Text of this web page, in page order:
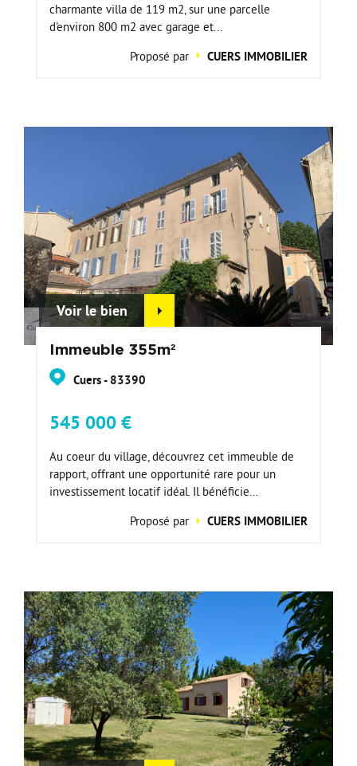
charmante villa de 119 m2, sur une parcelle
d'environ 800 m2 avec garage et...
Proposé par
CUERS IMMOBILIER
Voir le bien
Immeuble 355m²
Cuers - 83390
545 000 €
Au coeur du village, découvrez cet immeuble de
rapport, offrant une opportunité rare pour un
investissement locatif idéal. Il bénéficie...
Proposé par
CUERS IMMOBILIER